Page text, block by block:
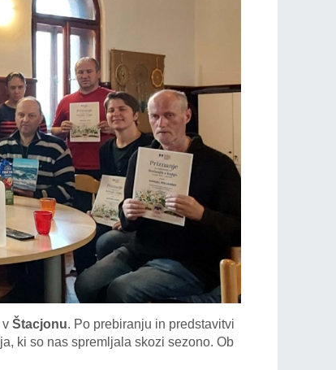
v Štacjonu. Po prebiranju in predstavitvi
ki so nas spremljala skozi sezono. Ob